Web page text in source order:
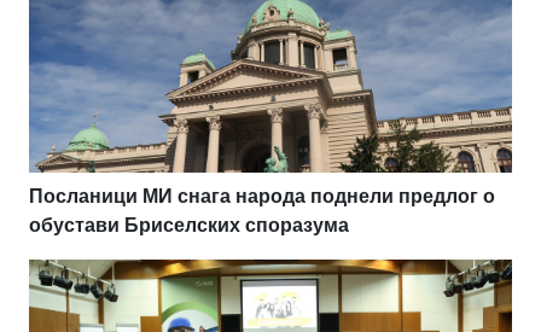
Посланици МИ снага народа поднели предлог о
обустави Бриселских споразума